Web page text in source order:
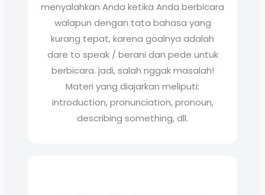
menyalahkan Anda ketika Anda berbicara
walapun dengan tata bahasa yang
kurang tepat, karena goalnya adalah
dare to speak / berani dan pede untuk
berbicara. jadi, salah nggak masalah!
Materi yang diajarkan meliputi:
introduction, pronunciation, pronoun,
describing something, dll.